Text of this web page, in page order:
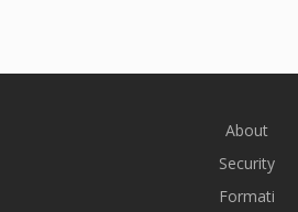
About
Security
Formati